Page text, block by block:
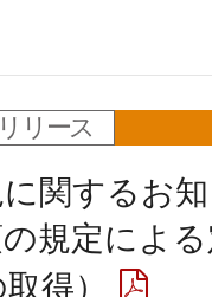
リース
関するお
規定によ
得）